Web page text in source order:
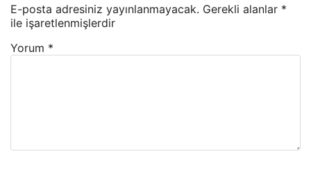
E-posta adresiniz yayınlanmayacak. Gerekli alanlar *
ile işaretlenmişlerdir
Yorum *